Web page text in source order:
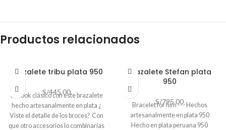
Productos relacionados
Brazalete tribu plata 950
S/445.00
Un look clásico con este brazalete
hecho artesanalmente en plata ¿
Viste el detalle de los broces? Con
que otro accesorios lo combinarias
Brazalete Stefan plata
950
S/795.00
Bracelet for him --- Hechos
artesanalmente en plata 950
Hecho en plata peruana 950